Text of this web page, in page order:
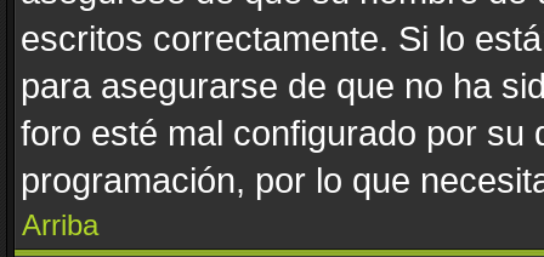
escritos correctamente. Si lo
para asegurarse de que no ha
foro esté mal configurado por su
programación, por lo que
Arriba